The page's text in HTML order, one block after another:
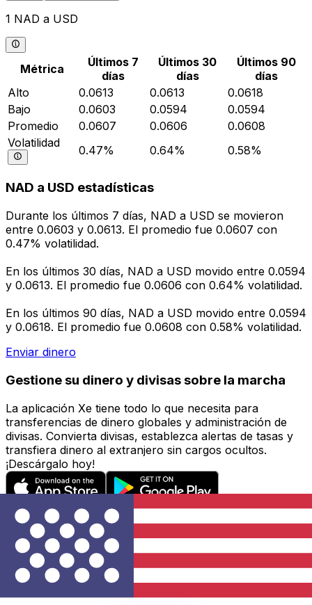
1 NAD a USD
Métrica
Últimos 7
días
Últimos 30
días
Últimos 90
días
Alto
0.0613 0.0613
0.0618
Bajo
0.0603 0.0594
0.0594
Promedio
0.0607 0.0606
0.0608
Volatilidad
0.47% 0.64% 0.58%
NAD a USD estadísticas
Durante los últimos 7 días, NAD a USD se movieron
entre 0.0603 y 0.0613. El promedio fue 0.0607 con
0.47% volatilidad.
En los últimos 30 días, NAD a USD movido entre 0.0594
y 0.0613. El promedio fue 0.0606 con 0.64% volatilidad.
En los últimos 90 días, NAD a USD movido entre 0.0594
y 0.0618. El promedio fue 0.0608 con 0.58% volatilidad.
Enviar dinero
Gestione su dinero y divisas sobre la marcha
La aplicación Xe tiene todo lo que necesita para
transferencias de dinero globales y administración de
divisas. Convierta divisas, establezca alertas de tasas y
transfiera dinero al extranjero sin cargos ocultos.
¡Descárgalo hoy!